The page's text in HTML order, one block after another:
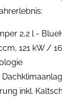
2,2 l -
121 kW /
inkl.